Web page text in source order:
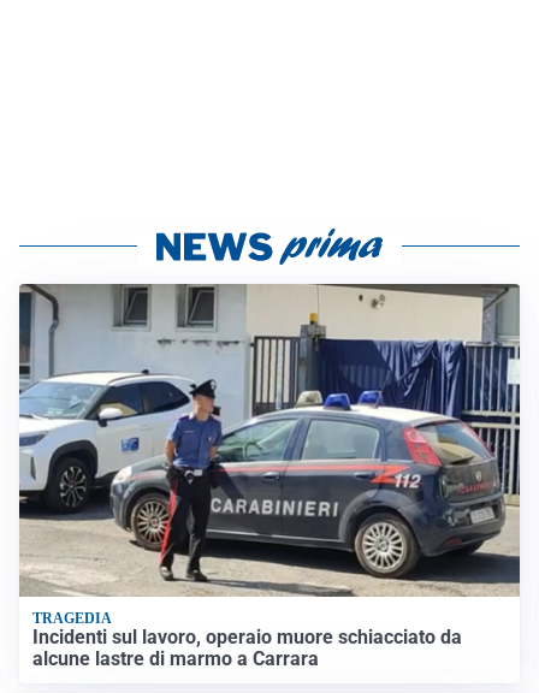
TRAGEDIA
Incidenti sul lavoro, operaio muore schiacciato da
alcune lastre di marmo a Carrara